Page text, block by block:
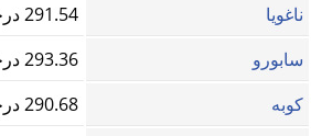
ناغويا
291.54 درجة
سابورو
293.36 درجة
كوبه
290.68 درجة